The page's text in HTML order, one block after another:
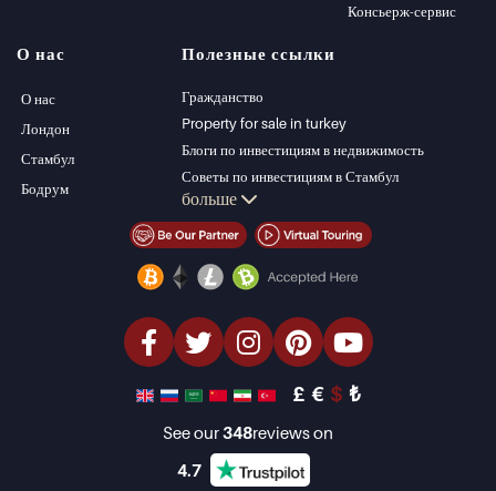
Квартиры на
продажу в Анталии
Bursa
Gocek
Side
Kemer
Dalyan
Izmir
Belek
Консьерж-сервис
О нас
О нас
Лондон
Стамбул
Бодрум
Полезные ссылки
Гражданство
Property for sale in turkey
Блоги по инвестициям в недвижимость
Советы по инвестициям в Стамбул
Управление PT
Стамбул Инвестиции Недвижимость
Недвижимость со скидкой
элитная недвижимость
Инвестиционная недвижимость
проектировать и строить
больше
£ € $ ₺
See our348reviews on
4.7